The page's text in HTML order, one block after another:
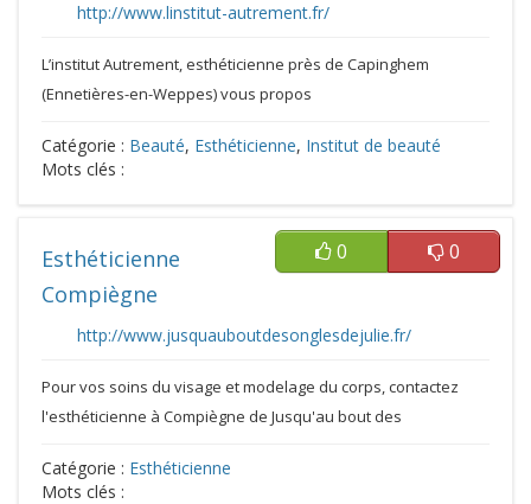
http://www.linstitut-autrement.fr/
L’institut Autrement, esthéticienne près de Capinghem
(Ennetières-en-Weppes) vous propos
Catégorie : Beauté, Esthéticienne, Institut de beauté
Mots clés :
0 0
Esthéticienne
Compiègne
http://www.jusquauboutdesonglesdejulie.fr/
Pour vos soins du visage et modelage du corps, contactez
l'esthéticienne à Compiègne de Jusqu'au bout des
Catégorie : Esthéticienne
Mots clés :